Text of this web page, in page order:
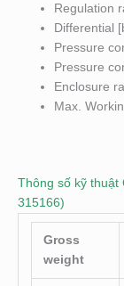
Regulation
Differential
Pressure
Pressure
Enclosure
Max.
Thông số kỹ thuật
315166)
Gross
weight